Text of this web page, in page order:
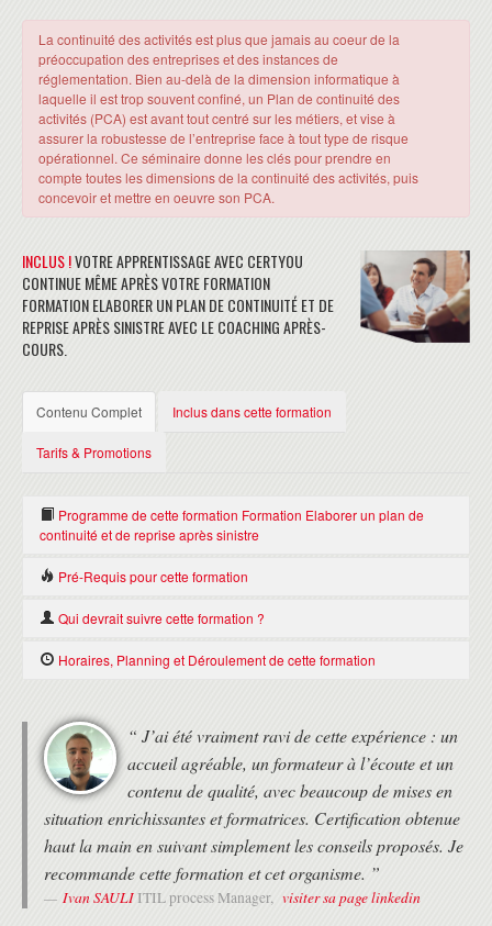
La continuité des activités est plus que jamais au coeur de la
préoccupation des entreprises et des instances de
réglementation. Bien au-delà de la dimension informatique à
laquelle il est trop souvent confiné, un Plan de continuité des
activités (PCA) est avant tout centré sur les métiers, et vise à
assurer la robustesse de l’entreprise face à tout type de risque
opérationnel. Ce séminaire donne les clés pour prendre en
compte toutes les dimensions de la continuité des activités, puis
concevoir et mettre en oeuvre son PCA.
INCLUS !VOTRE APPRENTISSAGE AVEC CERTYOU
CONTINUE MÊME APRÈS VOTRE FORMATION
FORMATION ELABORER UN PLAN DE CONTINUITÉ ET DE
REPRISE APRÈS SINISTRE AVEC LE COACHING APRÈS-
COURS.
Contenu Complet Inclus dans cette formation
Tarifs & Promotions
Programme de cette formation Formation Elaborer un plan de
continuité et de reprise après sinistre
INTRODUCTION
Contexte
Objectifs et enjeux
REALISER L'ANALYSE DES RISQUES ET DES BESOINS
Risques bruts et risques nets (VIT)
Analyse des risques par sites
Analyse du référentiel des risques (si existe)
Détermination du référentiel des activités ou processus
Analyse par DMIA (Durée Maximale admissible d'Interruption de
l'Activité) par activité ou processus
Les BIA (Bilans d'Impacts sur Activités/Affaires) : présentation de
l'activité, analyse des impacts sur le risque financier, analyse des
Pré-Requis pour cette formation
Il n'y a pas de Pré-requis pour suivre cette formation Formation
Qui devrait suivre cette formation ?
DSI, RSSI, responsable en charge du plan de continuité, architecte
Horaires, Planning et Déroulement de cette formation
HORAIRES
• Formation de 9h30 à 17h30 le premier jour, puis de 9h à 17h.
• Deux pauses de 15 minutes le matin et l'après-midi.
• 1 heure de pause déjeuner
MODALITÉS
• Formation avec un Expert Formateur (pas de vidéos pré-
enregistrées).
• Formation organisée au choix du stagiaire :
“ J’ai été vraiment ravi de cette expérience : un
accueil agréable, un formateur à l’écoute et un
contenu de qualité, avec beaucoup de mises en
situation enrichissantes et formatrices. Certification obtenue
haut la main en suivant simplement les conseils proposés. Je
recommande cette formation et cet organisme. ”
Ivan SAULI ITIL process Manager, visiter sa page linkedin